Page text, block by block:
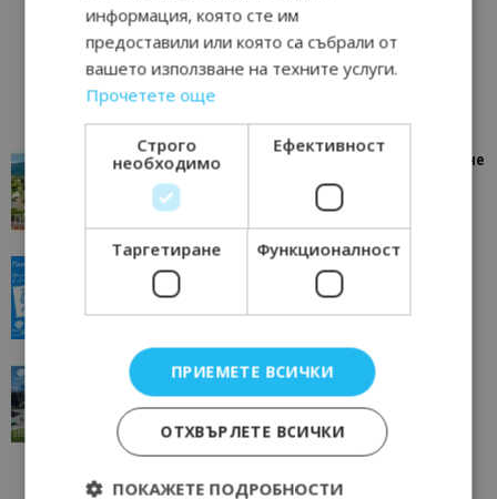
“Пощенска картичка от…”: Петрич – Изживяване
отвъд очакваното
Петрич
“Пощенска картичка от…”: Пловдив, градът на
всички времена
Пловдив 23/06/2026 10:00
“Пощенска картичка от…”: Перник – град на
традициите, културата и вдъхновяващите...
17/06/2026 09:01
информация, която сте им
предоставили или която са събрали от
вашето използване на техните услуги.
Прочетете още
Строго
необходимо
Ефективност
Таргетиране Функционалност
ПРИЕМЕТЕ ВСИЧКИ
ОТХВЪРЛЕТЕ ВСИЧКИ
ПОКАЖЕТЕ ПОДРОБНОСТИ